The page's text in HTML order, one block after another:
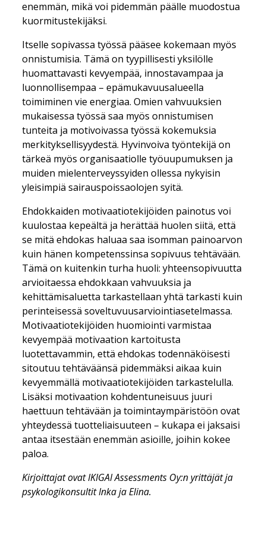
enemmän, mikä voi pidemmän päälle muodostua
kuormitustekijäksi.
Itselle sopivassa työssä pääsee kokemaan myös
onnistumisia. Tämä on tyypillisesti yksilölle
huomattavasti kevyempää, innostavampaa ja
luonnollisempaa – epämukavuusalueella
toimiminen vie energiaa. Omien vahvuuksien
mukaisessa työssä saa myös onnistumisen
tunteita ja motivoivassa työssä kokemuksia
merkityksellisyydestä. Hyvinvoiva työntekijä on
tärkeä myös organisaatiolle työuupumuksen ja
muiden mielenterveyssyiden ollessa nykyisin
yleisimpiä sairauspoissaolojen syitä.
Ehdokkaiden motivaatiotekijöiden painotus voi
kuulostaa kepeältä ja herättää huolen siitä, että
se mitä ehdokas haluaa saa isomman painoarvon
kuin hänen kompetenssinsa sopivuus tehtävään.
Tämä on kuitenkin turha huoli: yhteensopivuutta
arvioitaessa ehdokkaan vahvuuksia ja
kehittämisaluetta tarkastellaan yhtä tarkasti kuin
perinteisessä soveltuvuusarviointiasetelmassa.
Motivaatiotekijöiden huomiointi varmistaa
kevyempää motivaation kartoitusta
luotettavammin, että ehdokas todennäköisesti
sitoutuu tehtäväänsä pidemmäksi aikaa kuin
kevyemmällä motivaatiotekijöiden tarkastelulla.
Lisäksi motivaation kohdentuneisuus juuri
haettuun tehtävään ja toimintaympäristöön ovat
yhteydessä tuotteliaisuuteen – kukapa ei jaksaisi
antaa itsestään enemmän asioille, joihin kokee
paloa.
Kirjoittajat ovat IKIGAI Assessments Oy:n yrittäjät ja
psykologikonsultit Inka ja Elina.